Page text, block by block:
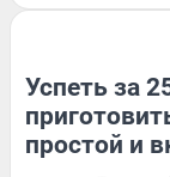
Успеть за
простой и